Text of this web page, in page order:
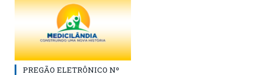
PREGÃO ELETRÔNICO Nº